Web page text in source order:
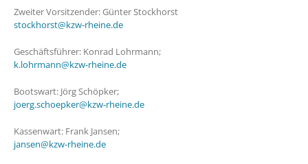
Zweiter Vorsitzender: Günter Stockhorst
stockhorst@kzw-rheine.de
Geschäftsführer: Konrad Lohrmann;
k.lohrmann@kzw-rheine.de
Bootswart: Jörg Schöpker;
joerg.schoepker@kzw-rheine.de
Kassenwart: Frank Jansen;
jansen@kzw-rheine.de